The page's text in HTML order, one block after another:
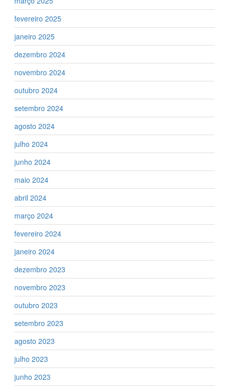
fevereiro 2025
janeiro 2025
dezembro 2024
novembro 2024
outubro 2024
setembro 2024
agosto 2024
julho 2024
junho 2024
maio 2024
abril 2024
março 2024
fevereiro 2024
janeiro 2024
dezembro 2023
novembro 2023
outubro 2023
setembro 2023
agosto 2023
julho 2023
junho 2023